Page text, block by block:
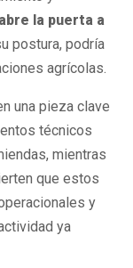
abre la puerta a
postura, podría
agrícolas.
una pieza clave
técnicos
mientras
que estos
y
ya